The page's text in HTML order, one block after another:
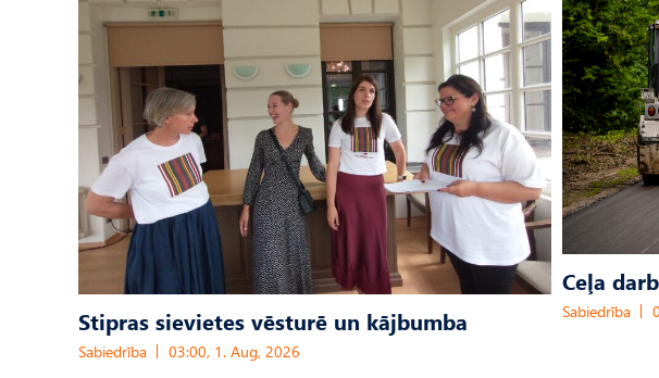
Stipras sievietes vēsturē un kājbumba
Sabiedrība 03:00, 1. Aug, 2026
Ceļa
Sabiedrība